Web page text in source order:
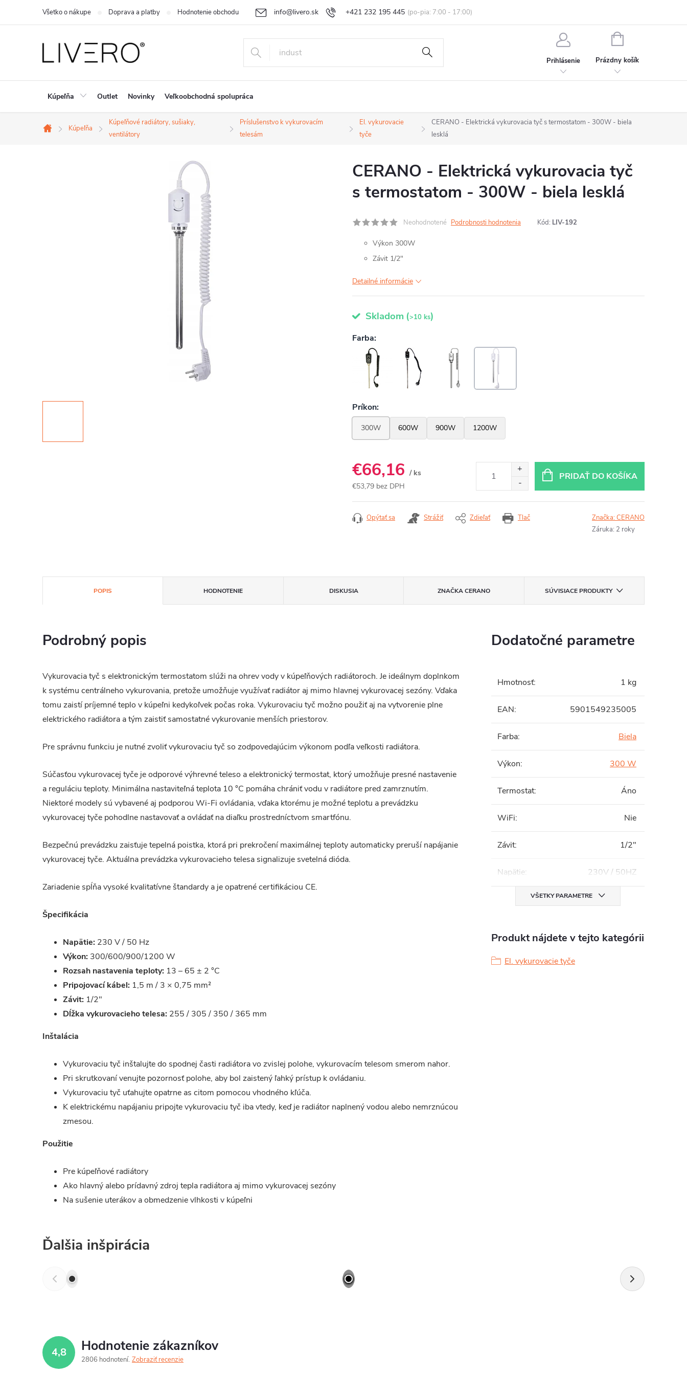
+421 232 195 445
info@livero.sk
Všetko o nákupe Doprava a platby Hodnotenie obchodu Vrátenie tovaru a reklamácia Obchodné podmienky Podmienky ochrany osobných údajov
Prihlásenie
NÁKUPNÝ
Prázdny košík
Kúpeľňa Outlet Novinky Veľkoobchodná spolupráca
Domov
Kúpeľňa
Kúpeľňové radiátory, sušiaky,
ventilátory
Príslušenstvo k vykurovacím
telesám
El. vykurovacie
tyče
CERANO - Elektrická vykurovacia tyč s termostatom - 300W - biela
lesklá
CERANO - Elektrická vykurovacia tyč
s termostatom - 300W - biela lesklá
Neohodnotené Podrobnosti hodnotenia Kód: LIV-192
Výkon 300W
Závit 1/2"
Detailné informácie
Skladom (>10 ks)
€66,16 / ks
€53,79 bez DPH
PRIDAŤ DO KOŠÍKA
Tlač
Opýtať sa Strážiť Zdieľať Značka:CERANO
Záruka: 2 roky
POPIS HODNOTENIE DISKUSIA ZNAČKACERANO SÚVISIACE PRODUKTY
Podrobný popis
Vykurovacia tyč s elektronickým termostatom slúži na ohrev vody v kúpeľňových radiátoroch. Je ideálnym doplnkom
k systému centrálneho vykurovania, pretože umožňuje využívať radiátor aj mimo hlavnej vykurovacej sezóny. Vďaka
tomu zaistí príjemné teplo v kúpeľni kedykoľvek počas roka. Vykurovaciu tyč možno použiť aj na vytvorenie plne
elektrického radiátora a tým zaistiť samostatné vykurovanie menších priestorov.
Pre správnu funkciu je nutné zvoliť vykurovaciu tyč so zodpovedajúcim výkonom podľa veľkosti radiátora.
Súčasťou vykurovacej tyče je odporové výhrevné teleso a elektronický termostat, ktorý umožňuje presné nastavenie
a reguláciu teploty. Minimálna nastaviteľná teplota 10 °C pomáha chrániť vodu v radiátore pred zamrznutím.
Niektoré modely sú vybavené aj podporou Wi-Fi ovládania, vďaka ktorému je možné teplotu a prevádzku
vykurovacej tyče pohodlne nastavovať a ovládať na diaľku prostredníctvom smartfónu.
Bezpečnú prevádzku zaisťuje tepelná poistka, ktorá pri prekročení maximálnej teploty automaticky preruší napájanie
vykurovacej tyče. Aktuálna prevádzka vykurovacieho telesa signalizuje svetelná dióda.
Zariadenie spĺňa vysoké kvalitatívne štandardy a je opatrené certifikáciou CE.
Špecifikácia
Napätie: 230 V / 50 Hz
Výkon: 300/600/900/1200 W
Rozsah nastavenia teploty: 13 – 65 ± 2 °C
Pripojovací kábel: 1,5 m / 3 × 0,75 mm²
Závit: 1/2"
Dĺžka vykurovacieho telesa: 255 / 305 / 350 / 365 mm
Inštalácia
Vykurovaciu tyč inštalujte do spodnej časti radiátora vo zvislej polohe, vykurovacím telesom smerom nahor.
Pri skrutkovaní venujte pozornosť polohe, aby bol zaistený ľahký prístup k ovládaniu.
Vykurovaciu tyč uťahujte opatrne as citom pomocou vhodného kľúča.
K elektrickému napájaniu pripojte vykurovaciu tyč iba vtedy, keď je radiátor naplnený vodou alebo nemrznúcou
zmesou.
Použitie
Pre kúpeľňové radiátory
Ako hlavný alebo prídavný zdroj tepla radiátora aj mimo vykurovacej sezóny
Na sušenie uterákov a obmedzenie vlhkosti v kúpeľni
Dodatočné parametre
Hmotnosť: 1 kg
EAN: 5901549235005
Farba: Biela
Výkon: 300 W
Termostat: Áno
WiFi: Nie
Závit: 1/2"
Napätie: 230V / 50HZ
VŠETKY PARAMETRE
Produkt nájdete v tejto kategórii
El. vykurovacie tyče
Ďalšia inšpirácia
4,8 Hodnotenie zákazníkov
2806 hodnotení Zobraziť recenzie